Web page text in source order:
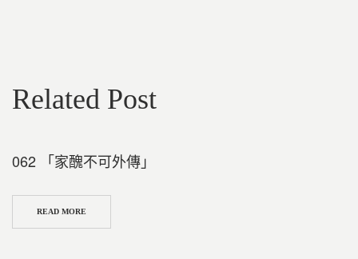
Related Post
062 「家醜不可外傳」
READ MORE